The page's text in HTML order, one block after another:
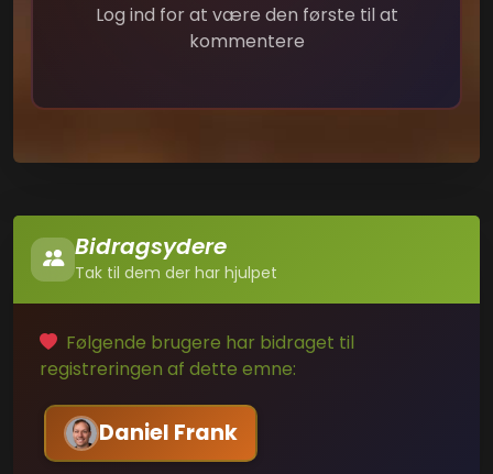
Log ind for at være den første til at
kommentere
Bidragsydere
Tak til dem der har hjulpet
Følgende brugere har bidraget til
registreringen af dette emne:
Daniel Frank